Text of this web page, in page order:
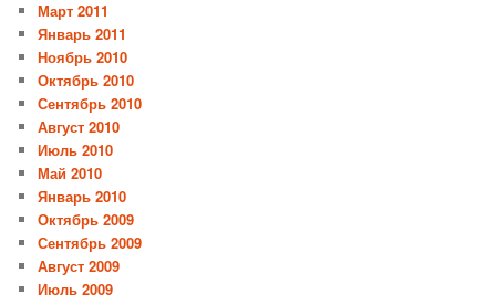
Март 2011
Январь 2011
Ноябрь 2010
Октябрь 2010
Сентябрь 2010
Август 2010
Июль 2010
Май 2010
Январь 2010
Октябрь 2009
Сентябрь 2009
Август 2009
Июль 2009